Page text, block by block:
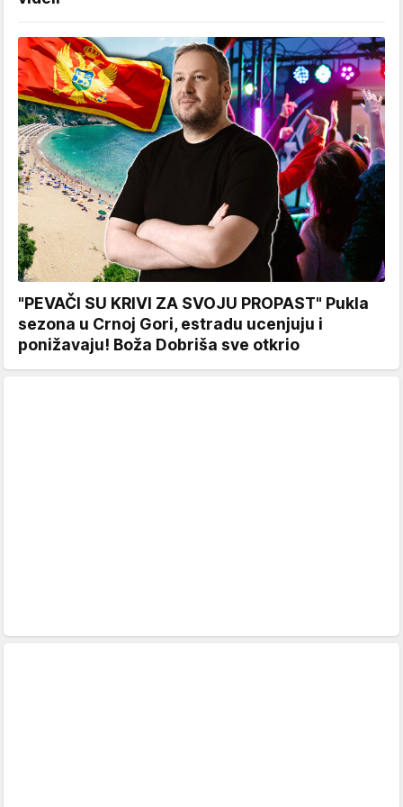
"PEVAČI SU KRIVI ZA SVOJU PROPAST" Pukla
sezona u Crnoj Gori, estradu ucenjuju i
ponižavaju! Boža Dobriša sve otkrio